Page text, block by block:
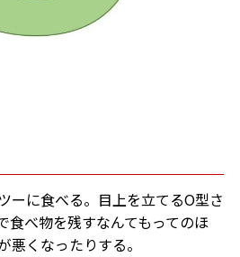
ーに食べる。目上を立てるO型さ
食べ物を残すなんてもってのほ
悪くなったりする。